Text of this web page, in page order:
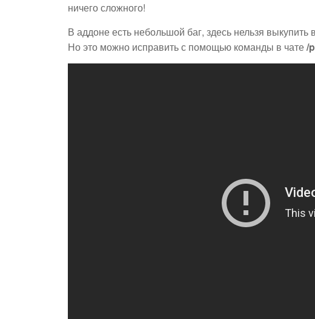
ничего сложного!
В аддоне есть небольшой баг, здесь нельзя
Но это можно исправить с помощью команды в чате/